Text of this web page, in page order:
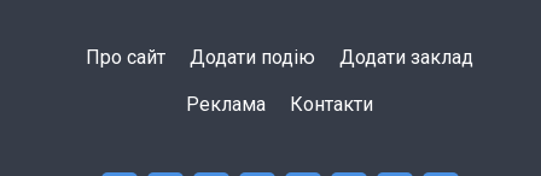
Про сайт Додати подію Додати заклад
Реклама Контакти